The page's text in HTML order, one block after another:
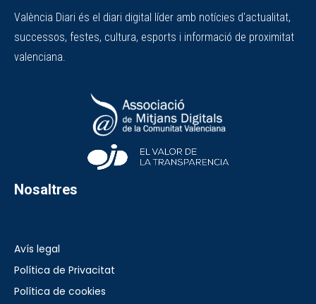
València Diari és el diari digital líder amb notícies d'actualitat,
successos, festes, cultura, esports i informació de proximitat
valenciana.
Nosaltres
Avís legal
Política de Privacitat
Política de cookies